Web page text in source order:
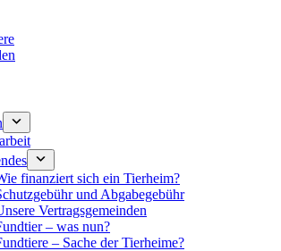
finanziert sich ein Tierheim?
und Abgabegebühr
Vertragsgemeinden
– was nun?
– Sache der Tierheime?